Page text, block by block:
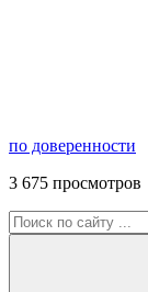
по доверенности
3 675 просмотров